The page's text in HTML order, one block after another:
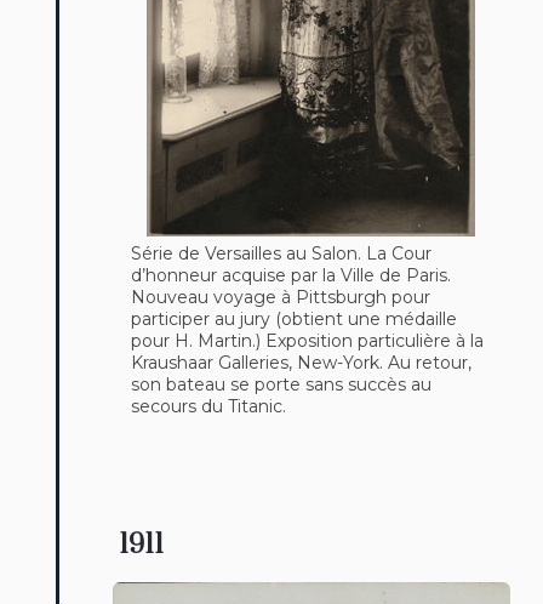
Série de Versailles au Salon. La Cour
d’honneur acquise par la Ville de Paris.
Nouveau voyage à Pittsburgh pour
participer au jury (obtient une médaille
pour H. Martin.) Exposition particulière à la
Kraushaar Galleries, New-York. Au retour,
son bateau se porte sans succès au
secours du Titanic.
1911